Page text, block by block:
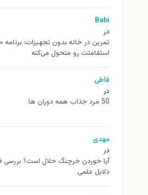
Babi
در
استقامتت رو متحول می‌کنه
فاطی
در
50 مرد جذاب همه دوران ها
مهدی
در
آیا خوردن خرچنگ حلال است؟ بررسی
دلایل علمی